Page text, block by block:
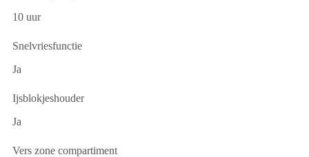
10 uur
Snelvriesfunctie
Ja
Ijsblokjeshouder
Ja
Vers zone compartiment